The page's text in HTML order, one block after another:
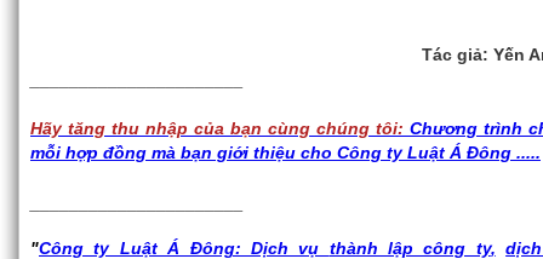
Tác giả: Yến
Hãy tăng thu nhập của bạn cùng chúng tôi: Chương trình
mỗi hợp đồng mà bạn giới thiệu cho Công ty Luật Á Đông .....
"Công ty Luật Á Đông: Dịch vụ thành lập công ty,